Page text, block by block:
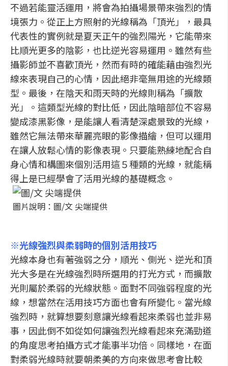
不過若能靈活運用，將會為拍攝場景帶來強烈的情
境張力。從正上方照射的光線稱為「頂光」，最具
代表性的實例就是夏天正午的強烈陽光，它能帶來
比順光更多的陰影，也比逆光容易運用。雖然有些
攝影師並不喜歡頂光，然而有時的確能藉由強烈光
線來表現自己的心情，因此絕非毫無用途的光線類
型。最後，在陰天和雨天時的光線則稱為「擴散
光」。這類型光線的對比低，因此陰暗部位不容易
變成漆黑影像，是能讓人看清楚深處景致的光線，
雖然它無法帶來華麗亮眼的影像描繪，但可以運用
在讓人放鬆心情的影像表現。只要能熟練地配合自
身心情和構圖來個別活用這５種類的光線，就能稱
得上是已經學會了活用光線的基礎概念。
圖片說明：圖/文 尖端提供
※光線強烈與柔弱時的個別活用技巧
光線本身也有著強弱之分，順光、側光、逆光和頂
光大多是在光線強烈時所選用的打光方式，而擴散
光則屬於柔弱的光線狀態。面對不同強弱程度的光
線，想當然在活用技巧方面也會有所變化。當光線
強烈時，就算想要刻意讓光線看起來柔弱也並非易
事，因此倒不如從如何讓強烈光線看起來充滿勁道
的角度思考拍攝方式才能事半功倍。同樣地，在面
對柔弱光線時就要朝柔美的方向來做思考會比較